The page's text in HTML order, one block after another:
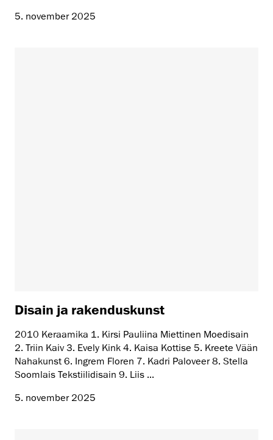
5. november 2025
Disain ja rakenduskunst
2010 Keraamika 1. Kirsi Pauliina Miettinen Moedisain
2. Triin Kaiv 3. Evely Kink 4. Kaisa Kottise 5. Kreete Vään
Nahakunst 6. Ingrem Floren 7. Kadri Paloveer 8. Stella
Soomlais Tekstiilidisain 9. Liis ...
5. november 2025